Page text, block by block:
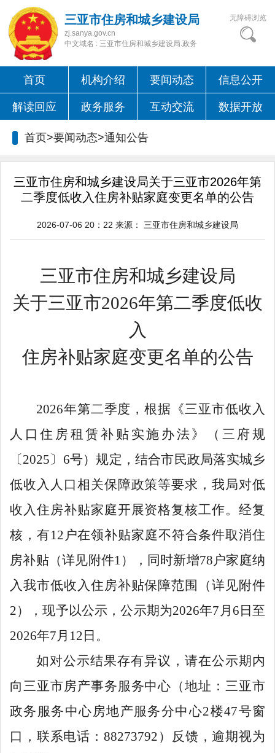
三亚市住房和城乡建设局
zj.sanya.gov.cn
中文域名 : 三亚市住房和城乡建设局.政务
无障碍浏览
首页 机构介绍 要闻动态 信息公开
解读回应 政务服务 互动交流 数据开放
首页>要闻动态>通知公告
三亚市住房和城乡建设局关于三亚市2026年第
二季度低收入住房补贴家庭变更名单的公告
2026-07-06 20：22 来源： 三亚市住房和城乡建设局
三亚市住房和城乡建设局
关于三亚市2026年第二季度低收
入
住房补贴家庭变更名单的公告
2026年第二季度，根据《三亚市低收入
人口住房租赁补贴实施办法》（三府规
〔2025〕 6号）规定，结合市民政局落实城乡
低收入人口相关保障政策等要求，我局对低
收入住房补贴家庭开展资格复核工作。经复
核， 有12 户在领补贴家庭不符合条件取消住
房补贴（详见附件1 ），同时新增78 户家庭纳
入我市低收入住房补贴保障范围（详见附件
2），现予以公示，公示期为2026年7 月 6 日至
2026年7 月 12 日。
如对公示结果存有异议，请在公示期内
向三亚市房产事务服务中心（地址：三亚市
政务服务中心房地产服务分中心2楼47号窗
口 ，联系电话：88273792 ）
反馈，逾期视为